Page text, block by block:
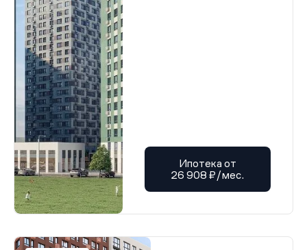
Ипотека от
26 908 ₽/мес.